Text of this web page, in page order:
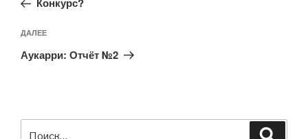
записям
Конкурс?
Следующая
запись
ДАЛЕЕ
Аукарри: Отчёт №2